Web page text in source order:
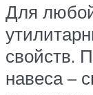
Для
свойств.
навеса –